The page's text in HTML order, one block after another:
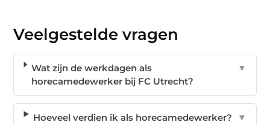
Veelgestelde vragen
Wat zijn de werkdagen als
horecamedewerker bij FC Utrecht?
▼
Hoeveel verdien ik als horecamedewerker? ▼